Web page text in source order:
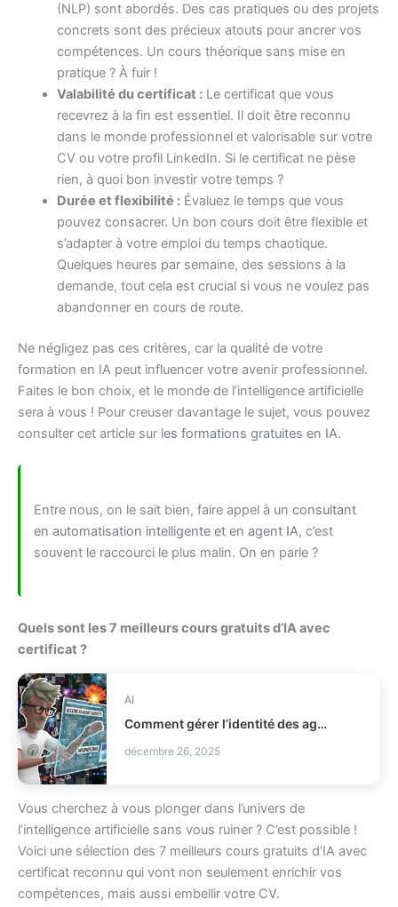
(NLP) sont abordés. Des cas pratiques ou des projets
concrets sont des précieux atouts pour ancrer vos
compétences. Un cours théorique sans mise en
pratique ? À fuir !
Valabilité du certificat :Le certificat que vous
recevrez à la fin est essentiel. Il doit être reconnu
dans le monde professionnel et valorisable sur votre
CV ou votre profil LinkedIn. Si le certificat ne pèse
rien, à quoi bon investir votre temps ?
Durée et flexibilité :Évaluez le temps que vous
pouvez consacrer. Un bon cours doit être flexible et
s’adapter à votre emploi du temps chaotique.
Quelques heures par semaine, des sessions à la
demande, tout cela est crucial si vous ne voulez pas
abandonner en cours de route.
Ne négligez pas ces critères, car la qualité de votre
formation en IA peut influencer votre avenir professionnel.
Faites le bon choix, et le monde de l’intelligence artificielle
sera à vous ! Pour creuser davantage le sujet, vous pouvez
consulter cet article sur les formations gratuites en IA.
Entre nous, on le sait bien, faire appel à un consultant
en automatisation intelligente et en agent IA, c’est
souvent le raccourci le plus malin. On en parle ?
Quels sont les 7 meilleurs cours gratuits d’IA avec
certificat ?
AI
Comment gérer l’identité des agents IA en production IAM ?
décembre 26, 2025
Vous cherchez à vous plonger dans l’univers de
l’intelligence artificielle sans vous ruiner ? C’est possible !
Voici une sélection des 7 meilleurs cours gratuits d’IA avec
certificat reconnu qui vont non seulement enrichir vos
compétences, mais aussi embellir votre CV.